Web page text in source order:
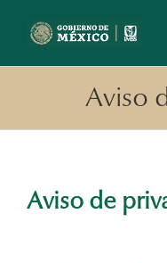
Aviso
Aviso de